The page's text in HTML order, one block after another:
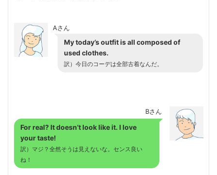
Aさん
My today’s outfit is all composed of
used clothes.
訳）今日のコーデは全部古着なんだ。
Bさん
For real? It doesn’t look like it. I love
your taste!
訳）マジ？全然そうは見えないな。センス良い
ね！